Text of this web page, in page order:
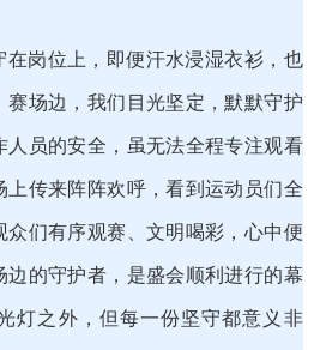
在岗位上，即便汗水浸湿衣衫，也
赛场边，我们目光坚定，默默守护
人员的安全，虽无法全程专注观看
上传来阵阵欢呼，看到运动员们全
众们有序观赛、文明喝彩，心中便
边的守护者，是盛会顺利进行的幕
灯之外，但每一份坚守都意义非